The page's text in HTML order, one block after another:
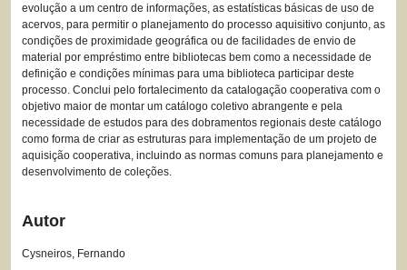
evolução a um centro de informações, as estatísticas básicas de uso de
acervos, para permitir o planejamento do processo aquisitivo conjunto, as
condições de proximidade geográfica ou de facilidades de envio de
material por empréstimo entre bibliotecas bem como a necessidade de
definição e condições mínimas para uma biblioteca participar deste
processo. Conclui pelo fortalecimento da catalogação cooperativa com o
objetivo maior de montar um catálogo coletivo abrangente e pela
necessidade de estudos para des dobramentos regionais deste catálogo
como forma de criar as estruturas para implementação de um projeto de
aquisição cooperativa, incluindo as normas comuns para planejamento e
desenvolvimento de coleções.
Autor
Cysneiros, Fernando